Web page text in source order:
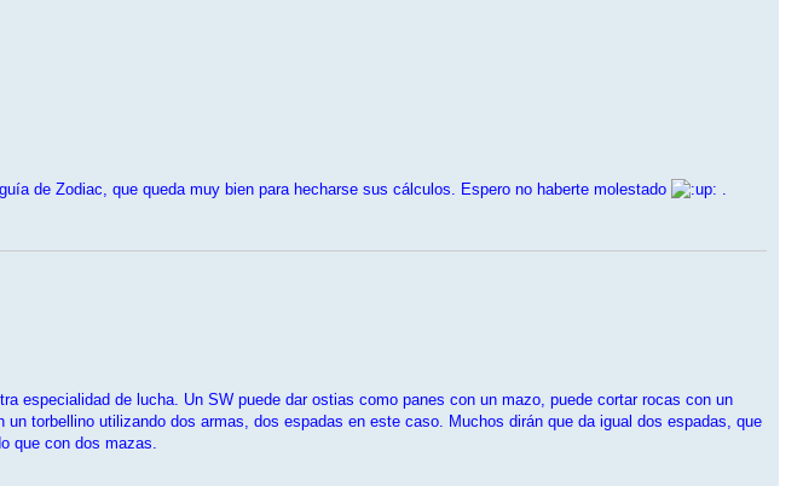
de Zodiac, que queda muy bien para hecharse sus cálculos. Espero no haberte molestado .
especialidad de lucha. Un SW puede dar ostias como panes con un mazo, puede cortar rocas con un
torbellino utilizando dos armas, dos espadas en este caso. Muchos dirán que da igual dos espadas, que
que con dos mazas.